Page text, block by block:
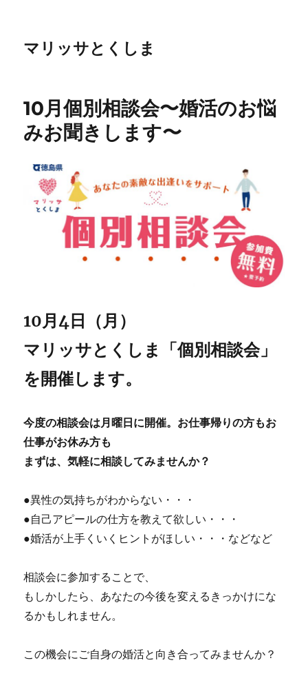
マリッサとくしま
10月個別相談会〜婚活のお悩
みお聞きします〜
10月4日（月）
マリッサとくしま「個別相談会」
を開催します。
今度の相談会は月曜日に開催。お仕事帰りの方もお
仕事がお休み方も
まずは、気軽に相談してみませんか？
●異性の気持ちがわからない・・・
●自己アピールの仕方を教えて欲しい・・・
●婚活が上手くいくヒントがほしい・・・などなど
相談会に参加することで、
もしかしたら、あなたの今後を変えるきっかけにな
るかもしれません。
この機会にご自身の婚活と向き合ってみませんか？